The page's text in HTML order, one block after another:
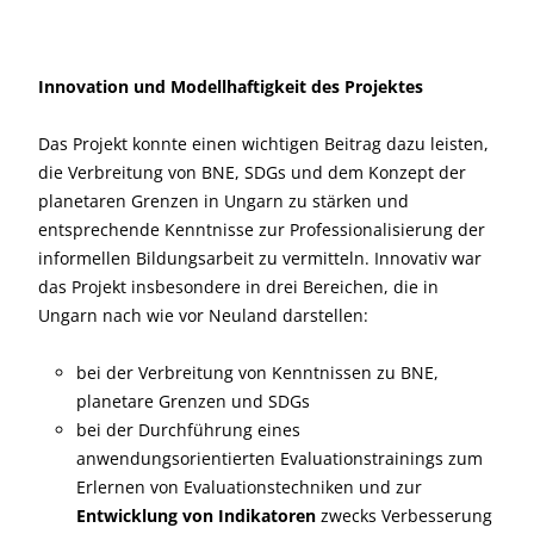
Innovation und Modellhaftigkeit des Projektes
Das Projekt konnte einen wichtigen Beitrag dazu leisten,
die Verbreitung von BNE, SDGs und dem Konzept der
planetaren Grenzen in Ungarn zu stärken und
entsprechende Kenntnisse zur Professionalisierung der
informellen Bildungsarbeit zu vermitteln. Innovativ war
das Projekt insbesondere in drei Bereichen, die in
Ungarn nach wie vor Neuland darstellen:
bei der Verbreitung von Kenntnissen zu BNE,
planetare Grenzen und SDGs
bei der Durchführung eines
anwendungsorientierten Evaluationstrainings zum
Erlernen von Evaluationstechniken und zur
Entwicklung von Indikatoren zwecks Verbesserung